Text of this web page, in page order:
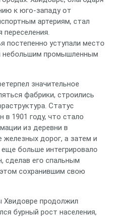
к юго-западу от
артериям, стал
постепенно уступали место
небольшим промышленным
значительное
фабрики, строились
Статус
в 1901 году, что стало
из деревни в
железных дорог, а затем и
больше интегрировало
сделав его спальным
сохранившим свою
Хвидовре продолжил
бурный рост населения,